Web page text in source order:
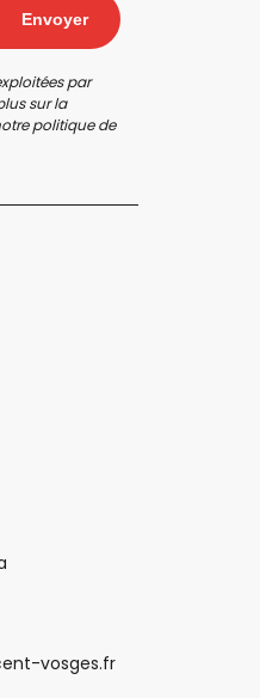
Envoyer
par
sur la
politique de
vosges.fr